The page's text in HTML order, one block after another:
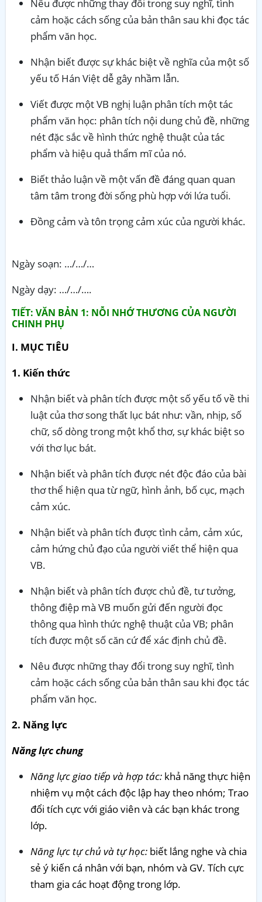
Nêu được những thay đổi trong suy nghĩ, tình
cảm hoặc cách sống của bản thân sau khi đọc tác
phẩm văn học.
Nhận biết được sự khác biệt về nghĩa của một số
yếu tố Hán Việt dễ gây nhầm lẫn.
Viết được một VB nghị luận phân tích một tác
phẩm văn học: phân tích nội dung chủ đề, những
nét đặc sắc về hình thức nghệ thuật của tác
phẩm và hiệu quả thẩm mĩ của nó.
Biết thảo luận về một vấn đề đáng quan quan
tâm tâm trong đời sống phù hợp với lứa tuổi.
Đồng cảm và tôn trọng cảm xúc của người khác.
Ngày soạn: …/…/…
Ngày dạy: …/…/….
TIẾT: VĂN BẢN 1: NỖI NHỚ THƯƠNG CỦA NGƯỜI
CHINH PHỤ
I. MỤC TIÊU
1. Kiến thức
Nhận biết và phân tích được một số yếu tố về thi
luật của thơ song thất lục bát như: vần, nhịp, số
chữ, số dòng trong một khổ thơ, sự khác biệt so
với thơ lục bát.
Nhận biết và phân tích được nét độc đáo của bài
thơ thể hiện qua từ ngữ, hình ảnh, bố cục, mạch
cảm xúc.
Nhận biết và phân tích được tình cảm, cảm xúc,
cảm hứng chủ đạo của người viết thể hiện qua
VB.
Nhận biết và phân tích được chủ đề, tư tưởng,
thông điệp mà VB muốn gửi đến người đọc
thông qua hình thức nghệ thuật của VB; phân
tích được một số căn cứ để xác định chủ đề.
Nêu được những thay đổi trong suy nghĩ, tình
cảm hoặc cách sống của bản thân sau khi đọc tác
phẩm văn học.
2. Năng lực
Năng lực chung
Năng lực giao tiếp và hợp tác: khả năng thực hiện
nhiệm vụ một cách độc lập hay theo nhóm; Trao
đổi tích cực với giáo viên và các bạn khác trong
lớp.
Năng lực tự chủ và tự học: biết lắng nghe và chia
sẻ ý kiến cá nhân với bạn, nhóm và GV. Tích cực
tham gia các hoạt động trong lớp.